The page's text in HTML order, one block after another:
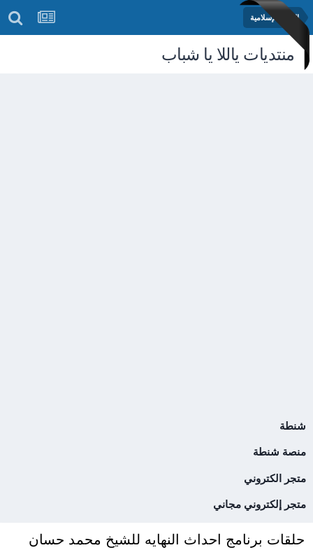
المكتبة لإسلامية
منتديات ياللا يا شباب
شنطة
منصة شنطة
متجر الكتروني
متجر إلكتروني مجاني
حلقات برنامج احداث النهايه للشيخ محمد حسان